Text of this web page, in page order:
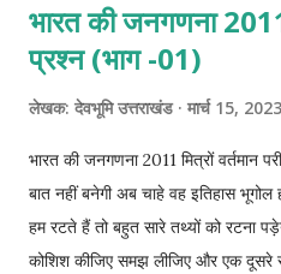
भारत की जनगणना
प्रश्न (भाग -01)
लेखक: देवभूमि उत्तराखंड मार्च 15, 2023
भारत की जनगणना 2011 मित्रों वर्तमान
बात नहीं बनेगी अब चाहे वह इतिहास भूगोल
हम रटते हैं तो बहुत सारे तथ्यों को रटना
कोशिश कीजिए समझ लीजिए और एक दूसरे